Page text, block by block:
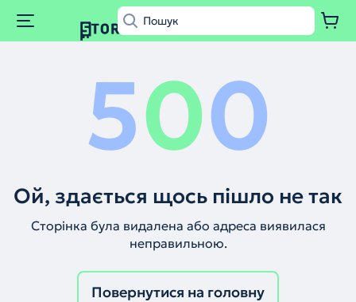
500
Ой, здається щось пішло не так
Сторінка була видалена або адреса виявилася
неправильною.
Повернутися на головну